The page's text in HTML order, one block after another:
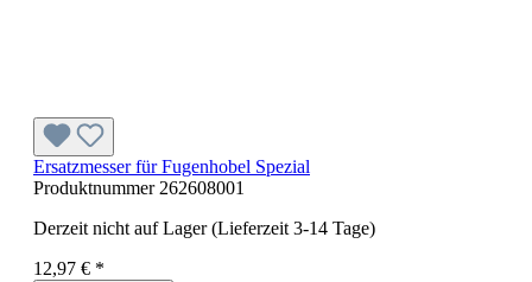
Ersatzmesser für Fugenhobel Spezial
Produktnummer 262608001
Derzeit nicht auf Lager (Lieferzeit 3-14 Tage)
12,97 € *